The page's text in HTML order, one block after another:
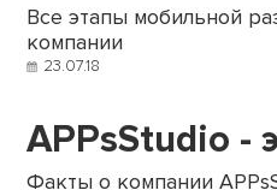
Все этапы мобильной
компании
23.07.18
APPsStudio -
Факты о компании